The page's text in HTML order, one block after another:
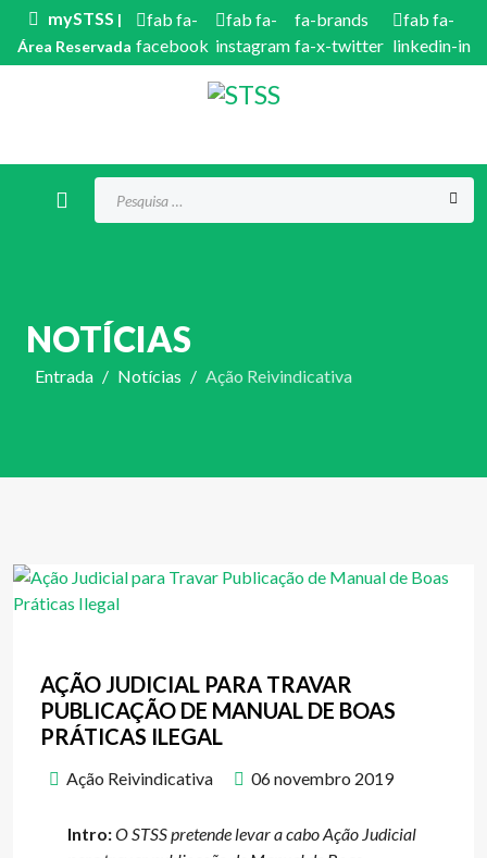
mySTSS |
Área Reservada
fab fa-
facebook
fab fa-
instagram
fa-brands
fa-x-twitter
fab fa-
linkedin-in
NOTÍCIAS
Entrada Notícias Ação Reivindicativa
AÇÃO JUDICIAL PARA TRAVAR
PUBLICAÇÃO DE MANUAL DE BOAS
PRÁTICAS ILEGAL
Ação Reivindicativa 06 novembro 2019
Intro:O STSS pretende levar a cabo Ação Judicial